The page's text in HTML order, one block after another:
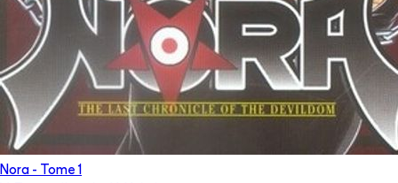
Nora - Tome 1